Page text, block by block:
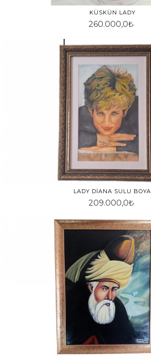
KÜSKÜN LADY
260.000,0₺
LADY DIANA SULU BOYA
209.000,0₺